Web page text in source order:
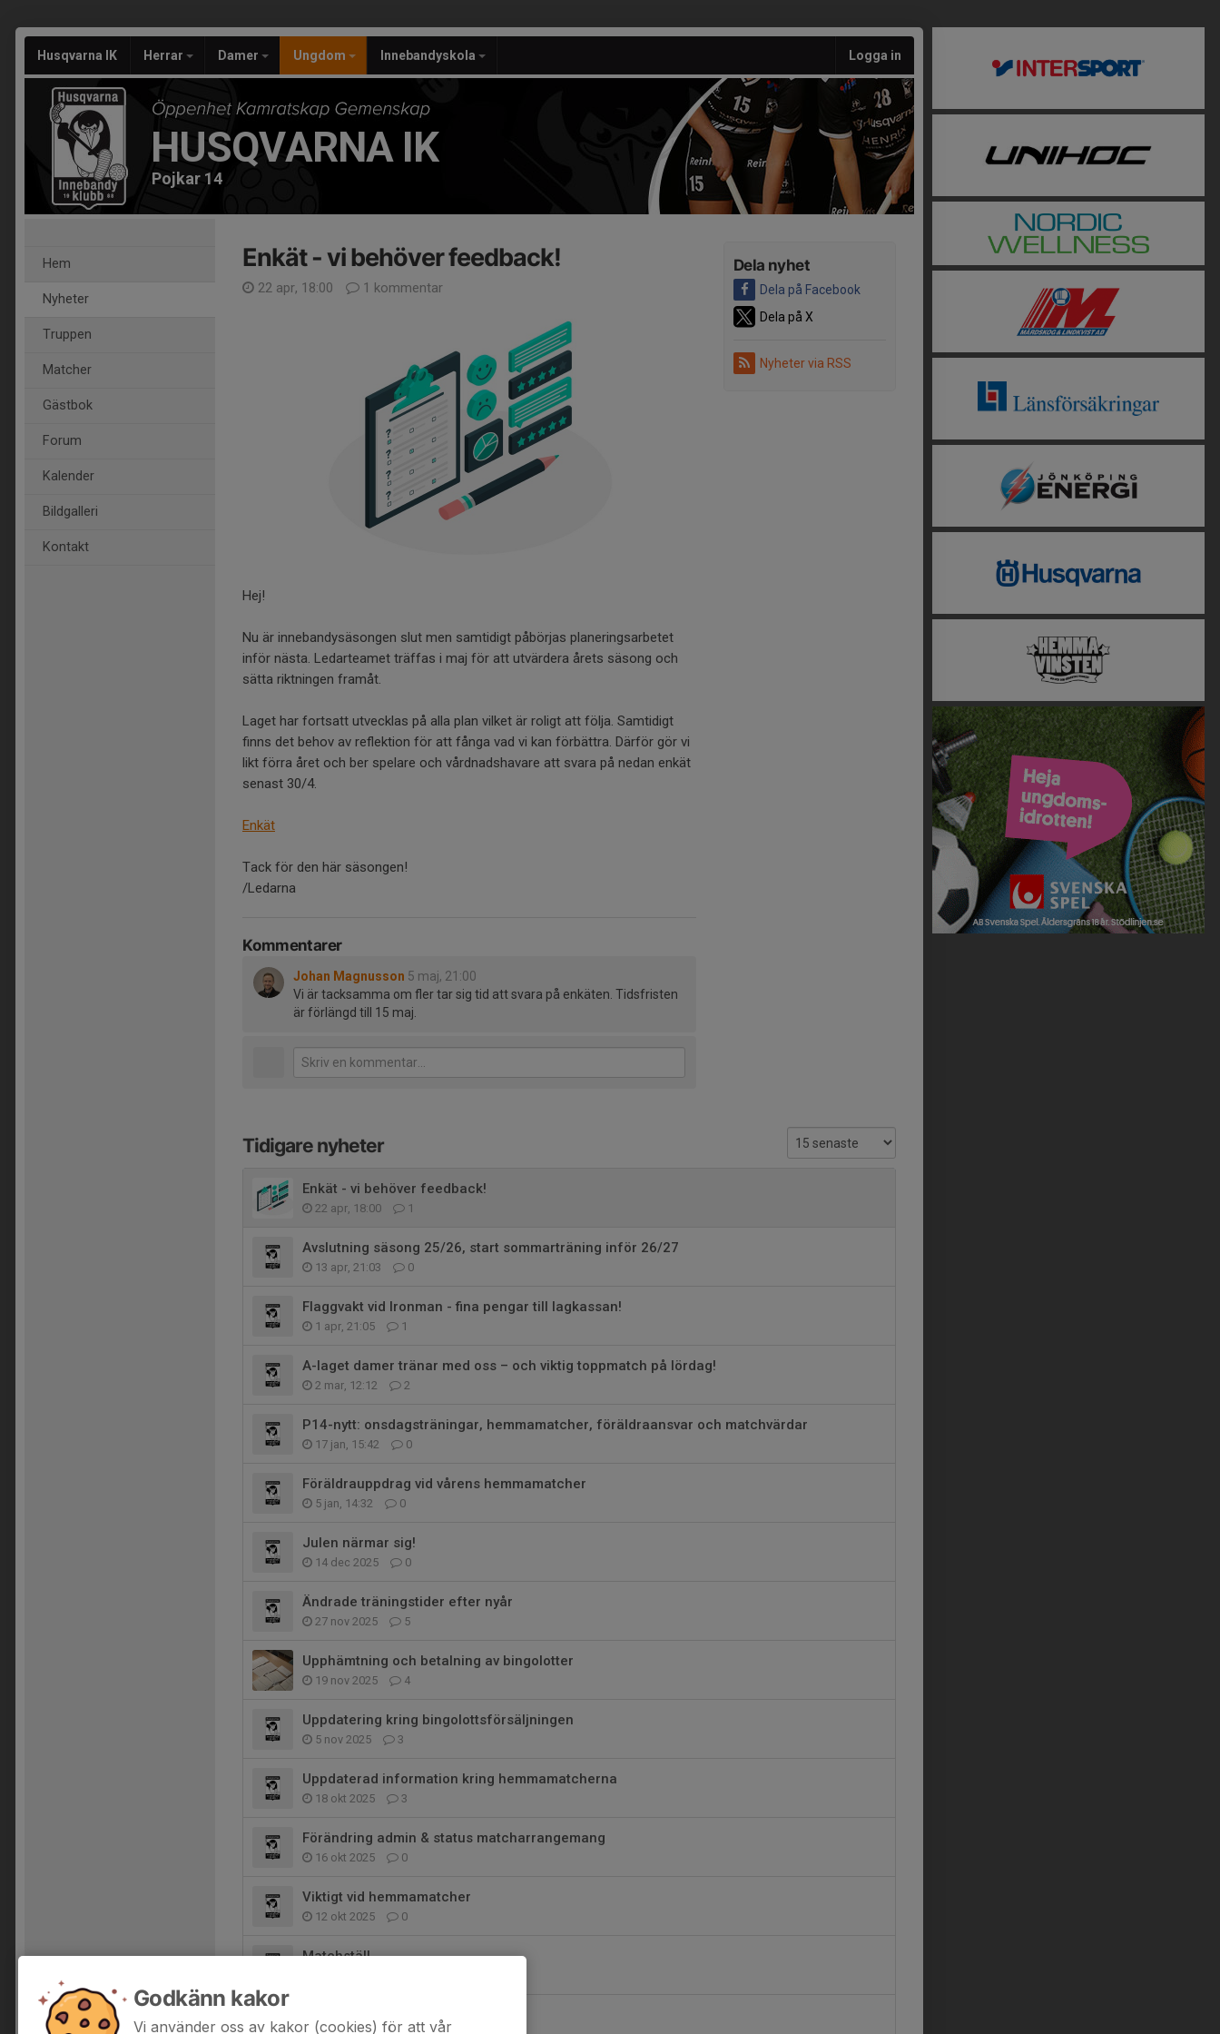
Husqvarna IK Herrar Damer Ungdom Innebandyskola Logga in
HUSQVARNA IK
Pojkar 14
Hem
Nyheter
Truppen
Matcher
Gästbok
Forum
Kalender
Bildgalleri
Kontakt
Dela nyhet
Dela på Facebook
Dela på X
Nyheter via RSS
Enkät - vi behöver feedback!
22 apr, 18:00 1 kommentar
Hej!
Nu är innebandysäsongen slut men samtidigt påbörjas planeringsarbetet
inför nästa. Ledarteamet träffas i maj för att utvärdera årets säsong och
sätta riktningen framåt.
Laget har fortsatt utvecklas på alla plan vilket är roligt att följa. Samtidigt
finns det behov av reflektion för att fånga vad vi kan förbättra. Därför gör vi
likt förra året och ber spelare och vårdnadshavare att svara på nedan enkät
senast 30/4.
Enkät
Tack för den här säsongen!
/Ledarna
Kommentarer
Johan Magnusson 5 maj, 21:00
Vi är tacksamma om fler tar sig tid att svara på enkäten. Tidsfristen
är förlängd till 15 maj.
Tidigare nyheter
Enkät - vi behöver feedback!
22 apr, 18:00 1
Avslutning säsong 25/26, start sommarträning inför 26/27
13 apr, 21:03 0
Flaggvakt vid Ironman - fina pengar till lagkassan!
1 apr, 21:05 1
A-laget damer tränar med oss – och viktig toppmatch på lördag!
2 mar, 12:12 2
P14-nytt: onsdagsträningar, hemmamatcher, föräldraansvar och matchvärdar
17 jan, 15:42 0
Föräldrauppdrag vid vårens hemmamatcher
5 jan, 14:32 0
Julen närmar sig!
14 dec 2025 0
Ändrade träningstider efter nyår
27 nov 2025 5
Upphämtning och betalning av bingolotter
19 nov 2025 4
Uppdatering kring bingolottsförsäljningen
5 nov 2025 3
Uppdaterad information kring hemmamatcherna
18 okt 2025 3
Förändring admin & status matcharrangemang
16 okt 2025 0
Viktigt vid hemmamatcher
12 okt 2025 0
Matchställ
Godkänn kakor
Vi använder oss av kakor (cookies) för att vår